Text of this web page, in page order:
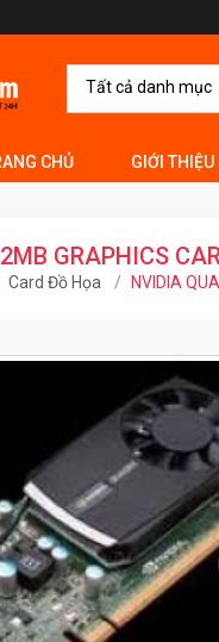
Tất cả danh mục
CHỦ GIỚI THIỆU
GRAPHICS
Card Đồ Họa NVIDIA